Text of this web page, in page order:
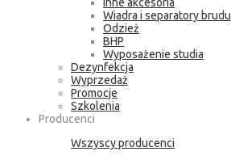
Wiadra i separatory brudu
Odzież
BHP
Wyposażenie studia
Dezynfekcja
Wyprzedaż
Promocje
Szkolenia
Producenci
Wszyscy producenci